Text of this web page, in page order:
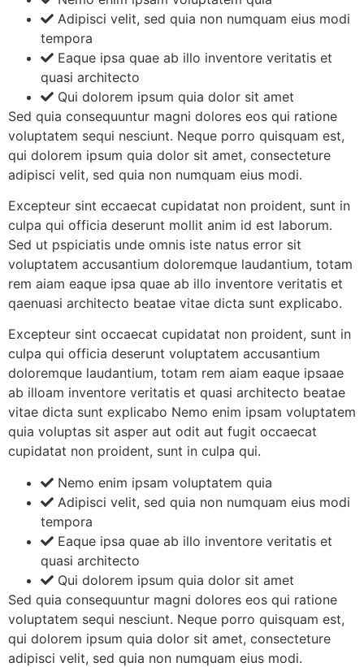
Adipisci velit, sed quia non numquam eius modi
tempora
Eaque ipsa quae ab illo inventore veritatis et
quasi architecto
Qui dolorem ipsum quia dolor sit amet
Sed quia consequuntur magni dolores eos qui ratione
voluptatem sequi nesciunt. Neque porro quisquam est,
qui dolorem ipsum quia dolor sit amet, consecteture
adipisci velit, sed quia non numquam eius modi.
Excepteur sint eccaecat cupidatat non proident, sunt in
culpa qui officia deserunt mollit anim id est laborum.
Sed ut pspiciatis unde omnis iste natus error sit
voluptatem accusantium doloremque laudantium, totam
rem aiam eaque ipsa quae ab illo inventore veritatis et
qaenuasi architecto beatae vitae dicta sunt explicabo.
Excepteur sint occaecat cupidatat non proident, sunt in
culpa qui officia deserunt voluptatem accusantium
doloremque laudantium, totam rem aiam eaque ipsaae
ab illoam inventore veritatis et quasi architecto beatae
vitae dicta sunt explicabo Nemo enim ipsam voluptatem
quia voluptas sit asper aut odit aut fugit occaecat
cupidatat non proident, sunt in culpa qui.
Nemo enim ipsam voluptatem quia
Adipisci velit, sed quia non numquam eius modi
tempora
Eaque ipsa quae ab illo inventore veritatis et
quasi architecto
Qui dolorem ipsum quia dolor sit amet
Sed quia consequuntur magni dolores eos qui ratione
voluptatem sequi nesciunt. Neque porro quisquam est,
qui dolorem ipsum quia dolor sit amet, consecteture
adipisci velit, sed quia non numquam eius modi.